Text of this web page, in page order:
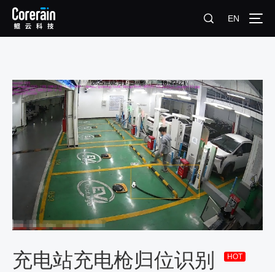
EN
充电站充电枪归位识别 HOT